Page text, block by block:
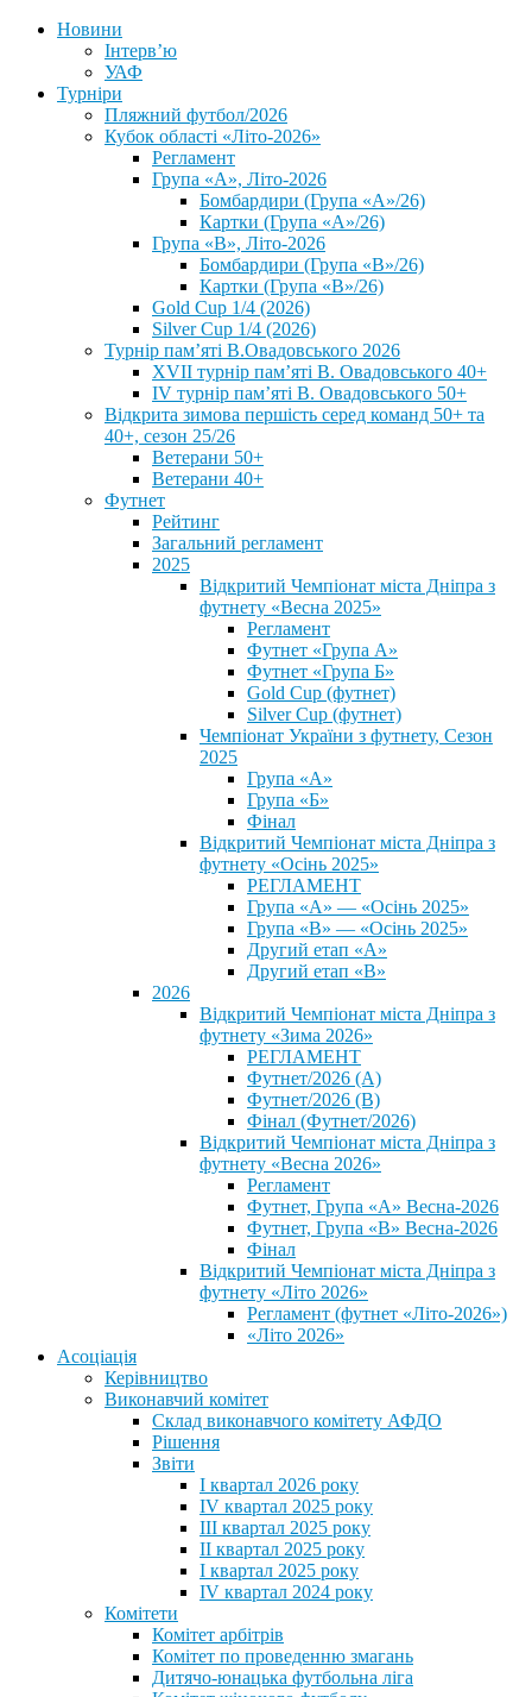
Новини
Інтерв’ю
УАФ
Турніри
Пляжний футбол/2026
Кубок області «Літо-2026»
Регламент
Група «А», Літо-2026
Бомбардири (Група «А»/26)
Картки (Група «А»/26)
Група «В», Літо-2026
Бомбардири (Група «В»/26)
Картки (Група «В»/26)
Gold Cup 1/4 (2026)
Silver Cup 1/4 (2026)
Турнір пам’яті В.Овадовського 2026
XVII турнір пам’яті В. Овадовського 40+
IV турнір пам’яті В. Овадовського 50+
Відкрита зимова першість серед команд 50+ та
40+, сезон 25/26
Ветерани 50+
Ветерани 40+
Футнет
Рейтинг
Загальний регламент
2025
Відкритий Чемпіонат міста Дніпра з
футнету «Весна 2025»
Регламент
Футнет «Група А»
Футнет «Група Б»
Gold Cup (футнет)
Silver Cup (футнет)
Чемпіонат України з футнету, Сезон
2025
Група «А»
Група «Б»
Фінал
Відкритий Чемпіонат міста Дніпра з
футнету «Осінь 2025»
РЕГЛАМЕНТ
Група «А» — «Осінь 2025»
Група «В» — «Осінь 2025»
Другий етап «А»
Другий етап «В»
2026
Відкритий Чемпіонат міста Дніпра з
футнету «Зима 2026»
РЕГЛАМЕНТ
Футнет/2026 (А)
Футнет/2026 (В)
Фінал (Футнет/2026)
Відкритий Чемпіонат міста Дніпра з
футнету «Весна 2026»
Регламент
Футнет, Група «А» Весна-2026
Футнет, Група «В» Весна-2026
Фінал
Відкритий Чемпіонат міста Дніпра з
футнету «Літо 2026»
Регламент (футнет «Літо-2026»)
«Літо 2026»
Асоціація
Керівництво
Виконавчий комітет
Склад виконавчого комітету АФДО
Рішення
Звіти
I квартал 2026 року
IV квартал 2025 року
III квартал 2025 року
II квартал 2025 року
I квартал 2025 року
IV квартал 2024 року
Комітети
Комітет арбітрів
Комітет по проведенню змагань
Дитячо-юнацька футбольна ліга